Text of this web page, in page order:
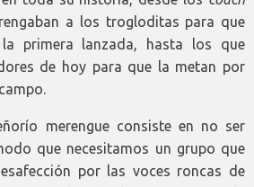
a los trogloditas para que
primera lanzada, hasta los que
de hoy para que la metan por
merengue consiste en no ser
que necesitamos un grupo que
por las voces roncas de